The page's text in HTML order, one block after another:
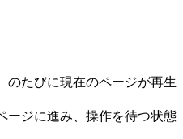
のたびに現在のページが再生
ージに進み、操作を待つ状態